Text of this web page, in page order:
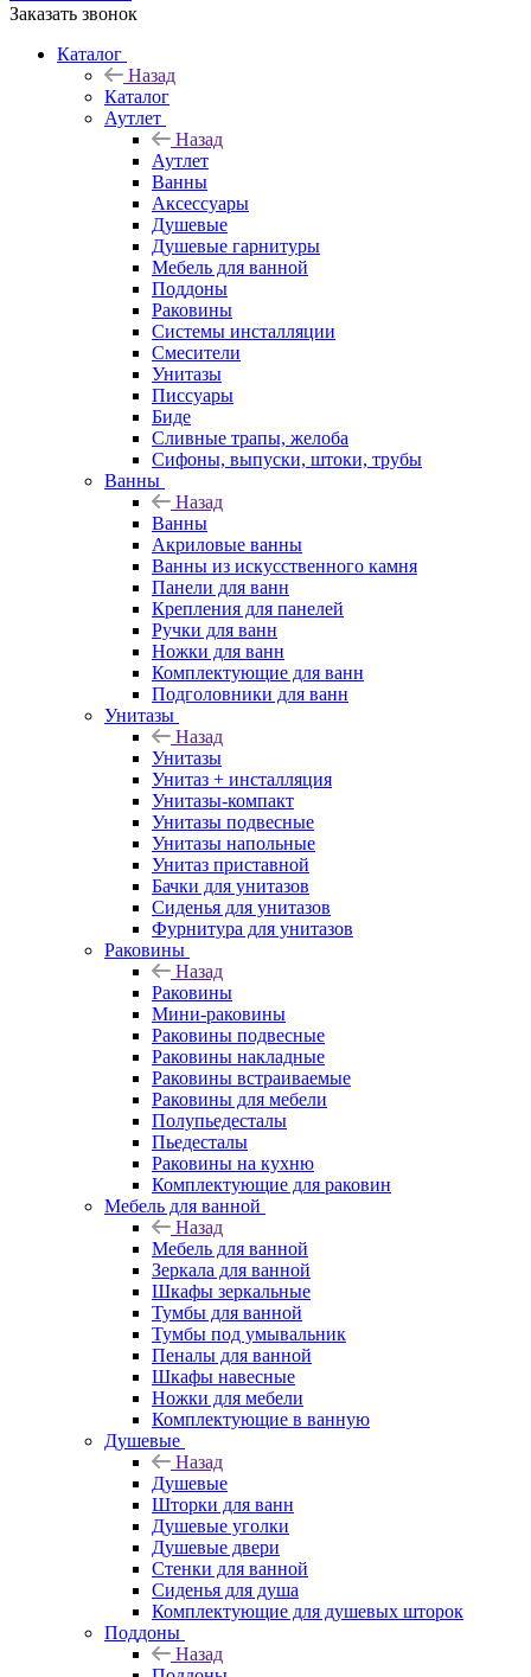
Заказать звонок
Каталог
Назад
Каталог
Аутлет
Назад
Аутлет
Ванны
Аксессуары
Душевые
Душевые гарнитуры
Мебель для ванной
Поддоны
Раковины
Системы инсталляции
Смесители
Унитазы
Писсуары
Биде
Сливные трапы, желоба
Сифоны, выпуски, штоки, трубы
Ванны
Назад
Ванны
Акриловые ванны
Ванны из искусственного камня
Панели для ванн
Крепления для панелей
Ручки для ванн
Ножки для ванн
Комплектующие для ванн
Подголовники для ванн
Унитазы
Назад
Унитазы
Унитаз + инсталляция
Унитазы-компакт
Унитазы подвесные
Унитазы напольные
Унитаз приставной
Бачки для унитазов
Сиденья для унитазов
Фурнитура для унитазов
Раковины
Назад
Раковины
Мини-раковины
Раковины подвесные
Раковины накладные
Раковины встраиваемые
Раковины для мебели
Полупьедесталы
Пьедесталы
Раковины на кухню
Комплектующие для раковин
Мебель для ванной
Назад
Мебель для ванной
Зеркала для ванной
Шкафы зеркальные
Тумбы для ванной
Тумбы под умывальник
Пеналы для ванной
Шкафы навесные
Ножки для мебели
Комплектующие в ванную
Душевые
Назад
Душевые
Шторки для ванн
Душевые уголки
Душевые двери
Стенки для ванной
Сиденья для душа
Комплектующие для душевых шторок
Поддоны
Назад